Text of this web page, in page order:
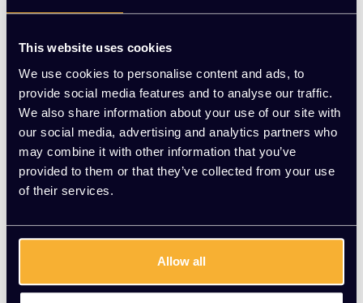
This website uses cookies
We use cookies to personalise content and ads, to
provide social media features and to analyse our traffic.
We also share information about your use of our site with
our social media, advertising and analytics partners who
may combine it with other information that you’ve
provided to them or that they’ve collected from your use
of their services.
Allow all
Stekkerblok GST18 (incl. aansluitkabel 3 meter) :
Op voorraad
Toevoegen aan winkelwagen